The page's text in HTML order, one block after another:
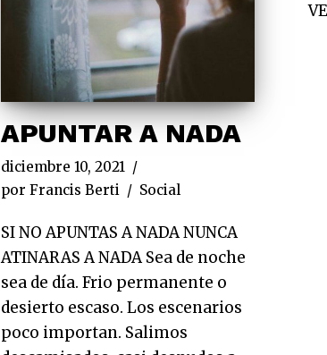
APUNTAR A NADA
diciembre 10, 2021
porFrancis Berti Social
SI NO APUNTAS A NADA NUNCA
ATINARAS A NADA Sea de noche
sea de día. Frio permanente o
desierto escaso. Los escenarios
poco importan. Salimos